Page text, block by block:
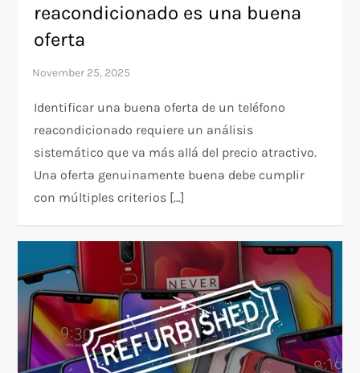
reacondicionado es una buena
oferta
Identificar una buena oferta de un teléfono
reacondicionado requiere un análisis
sistemático que va más allá del precio atractivo.
Una oferta genuinamente buena debe cumplir
con múltiples criterios […]